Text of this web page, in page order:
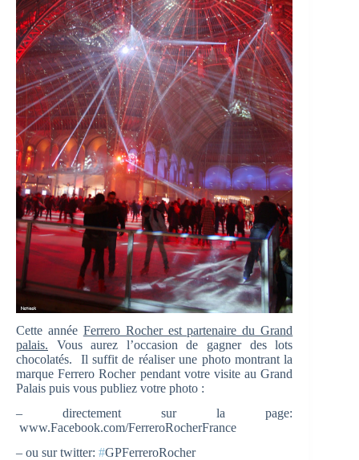
Cette année Ferrero Rocher est partenaire du Grand
palais. Vous aurez l’occasion de gagner des lots
chocolatés. Il suffit de réaliser une photo montrant la
marque Ferrero Rocher pendant votre visite au Grand
Palais puis vous publiez votre photo :
– directement sur la page:
www.Facebook.com/FerreroRocherFrance
– ou sur twitter: #GPFerreroRocher